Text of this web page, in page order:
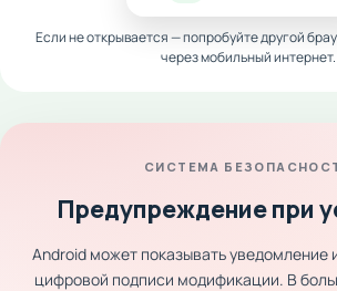
Если не открывается — попробуйте другой
через мобильный интернет.
СИСТЕМА
Предупреждение при
Android может показывать уведомление
цифровой подписи модификации. В